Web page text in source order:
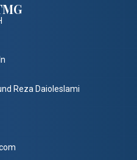
Reza Daioleslami